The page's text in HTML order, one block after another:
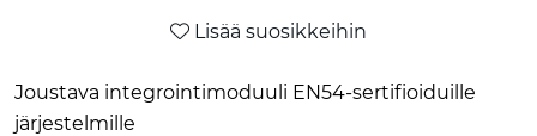
Lisää suosikkeihin
Joustava integrointimoduuli EN54-sertifioiduille
järjestelmille